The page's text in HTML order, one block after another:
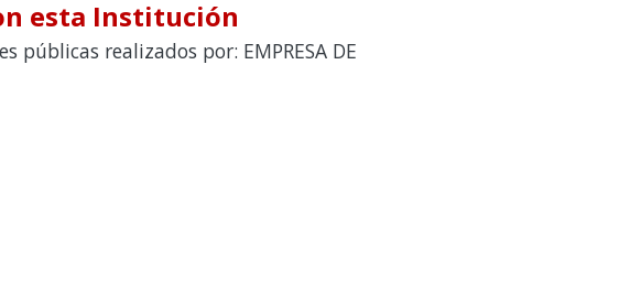
esta Institución
realizados por: EMPRESA DE